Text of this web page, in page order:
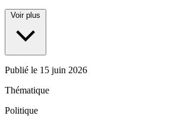
Voir plus
Publié le 15 juin 2026
Thématique
Politique